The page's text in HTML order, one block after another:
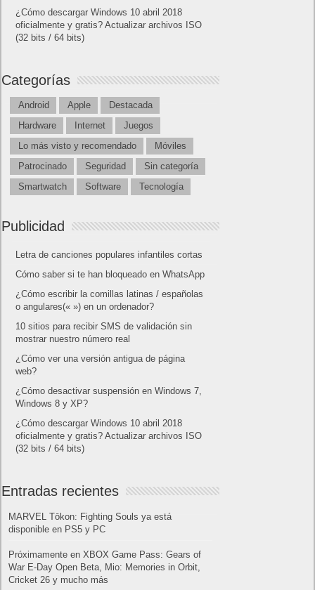
¿Cómo descargar Windows 10 abril 2018
oficialmente y gratis? Actualizar archivos ISO
(32 bits / 64 bits)
Categorías
Android Apple
Destacada
Hardware
Internet
Juegos
Lo más visto y recomendado
Móviles
Patrocinado
Seguridad
Sin categoría
Smartwatch
Software Tecnología
Publicidad
Letra de canciones populares infantiles cortas
Cómo saber si te han bloqueado en WhatsApp
¿Cómo escribir la comillas latinas / españolas
o angulares(« ») en un ordenador?
10 sitios para recibir SMS de validación sin
mostrar nuestro número real
¿Cómo ver una versión antigua de página
web?
¿Cómo desactivar suspensión en Windows 7,
Windows 8 y XP?
¿Cómo descargar Windows 10 abril 2018
oficialmente y gratis? Actualizar archivos ISO
(32 bits / 64 bits)
Entradas recientes
MARVEL Tōkon: Fighting Souls ya está
disponible en PS5 y PC
Próximamente en XBOX Game Pass: Gears of
War E-Day Open Beta, Mio: Memories in Orbit,
Cricket 26 y mucho más